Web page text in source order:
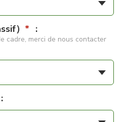
） * :
cadre, merci de nous contacter
: